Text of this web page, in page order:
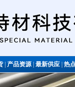
|产品资源|最新供应|热